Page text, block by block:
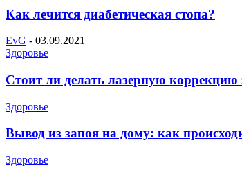
Как лечится диабетическая стопа?
EvG - 03.09.2021
Здоровье
Стоит ли делать лазерную коррекцию
Здоровье
Вывод из запоя на дому: как
Здоровье